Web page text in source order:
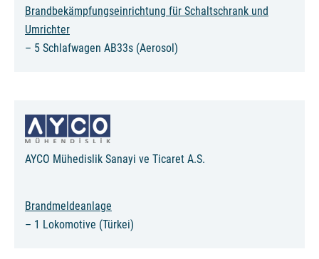
Brandbekämpfungseinrichtung für Schaltschrank und
Umrichter
– 5 Schlafwagen AB33s (Aerosol)
AYCO Mühedislik Sanayi ve Ticaret A.S.
Brandmeldeanlage
– 1 Lokomotive (Türkei)